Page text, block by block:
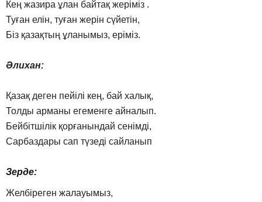
Кең жазира ұлан байтақ жеріміз .
Туған елін, туған жерін сүйетін,
Біз қазақтың ұланымыз, еріміз.
Әлихан:
Қазақ деген пейілі кең, бай халық,
Толды арманы егеменге айналып.
Бейбітшілік қорғанындай сенімді,
Сарбаздары сап түзеді сайланып
Зерде:
Желбіреген жалауымыз,